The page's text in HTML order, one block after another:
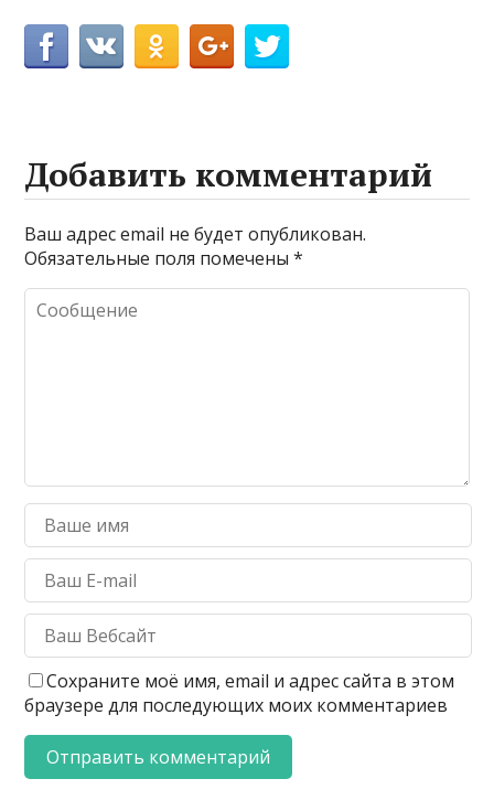
Добавить комментарий
Ваш адрес email не будет опубликован.
Обязательные поля помечены*
Сохраните моё имя, email и адрес сайта в этом
браузере для последующих моих комментариев